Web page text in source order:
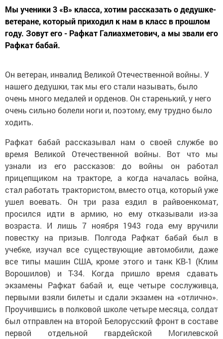
Мы ученики 3 «В» класса, хотим рассказать о дедушке-
ветеране, который приходил к нам в класс в прошлом
году. Зовут его - Рафкат Галиахметович, а мы звали его
Рафкат бабай.
Он ветеран, инвалид Великой Отечественной войны. У
нашего дедушки, так мы его стали называть, было
очень много медалей и орденов. Он старенький, у него
очень сильно болели ноги и, поэтому, ему трудно было
ходить.
Рафкат бабай рассказывал нам о своей службе во
время Великой Отечественной войны. Вот что мы
узнали из его рассказов: до войны он работал
прицепщиком на тракторе, а когда началась война,
стал работать трактористом, вместо отца, который уже
ушел воевать. Он три раза ездил в райвоенкомат,
просился идти в армию, но ему отказывали из-за
возраста. И лишь 7 ноября 1943 года ему вручили
повестку на призыв. Полгода Рафкат бабай был в
учебке, изучал все существующие автомобили, даже
все типы машин США, кроме этого и танк КВ-1 (Клим
Ворошилов) и Т-34. Когда пришло время сдавать
экзамены Рафкат бабай и, еще четыре сослуживца,
первыми взяли билеты и сдали экзамен на «отлично».
Проучившись в полковой школе четыре месяца, солдат
был отправлен на второй Белорусский фронт в составе
первой отдельной гвардейской Могилевской